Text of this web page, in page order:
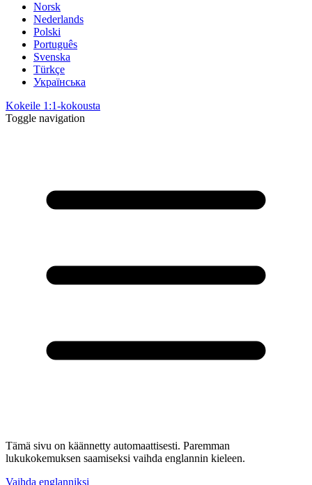
Norsk
Nederlands
Polski
Português
Svenska
Türkçe
Українська
Kokeile 1:1-kokousta
Toggle navigation
Tämä sivu on käännetty automaattisesti. Paremman
lukukokemuksen saamiseksi vaihda englannin kieleen.
Vaihda englanniksi